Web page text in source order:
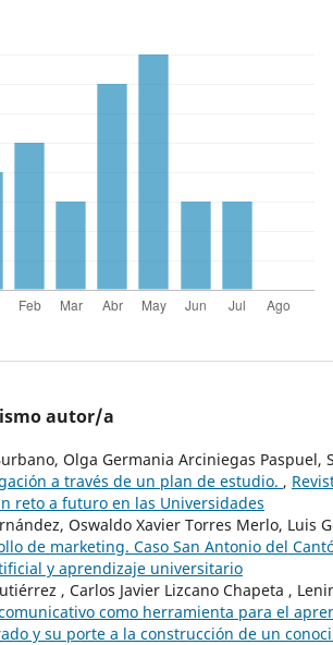
autor/a
Olga Germania Arciniegas Paspuel,
a través de un plan de estudio. ,
reto a futuro en las Universidades
Oswaldo Xavier Torres Merlo, Luis
de marketing. Caso San Antonio del
y aprendizaje universitario
, Carlos Javier Lizcano Chapeta ,
como herramienta para el
y su porte a la construcción de un